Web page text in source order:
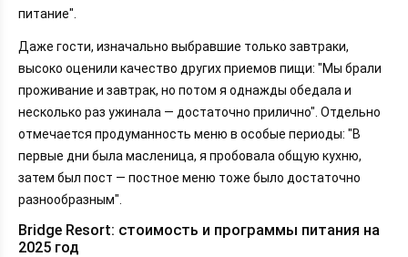
питание".
Даже гости, изначально выбравшие только завтраки,
высоко оценили качество других приемов пищи: "Мы брали
проживание и завтрак, но потом я однажды обедала и
несколько раз ужинала — достаточно прилично". Отдельно
отмечается продуманность меню в особые периоды: "В
первые дни была масленица, я пробовала общую кухню,
затем был пост — постное меню тоже было достаточно
разнообразным".
Bridge Resort: стоимость и программы питания на
2025 год